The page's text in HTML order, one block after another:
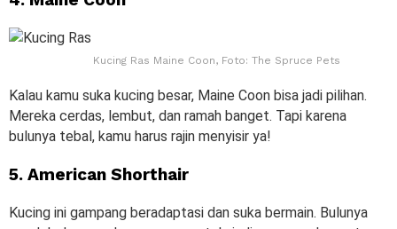
Kucing Ras Maine Coon, Foto: The Spruce Pets
Kalau kamu suka kucing besar, Maine Coon bisa jadi pilihan.
Mereka cerdas, lembut, dan ramah banget. Tapi karena
bulunya tebal, kamu harus rajin menyisir ya!
5. American Shorthair
Kucing ini gampang beradaptasi dan suka bermain. Bulunya